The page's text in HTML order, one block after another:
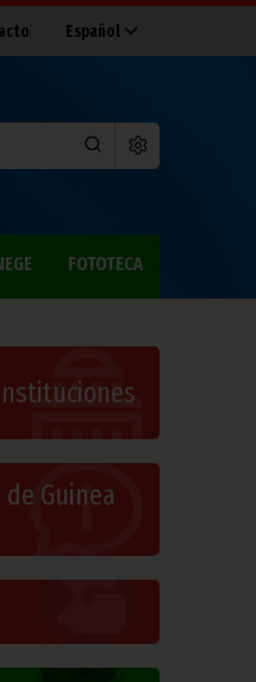
Español
FOTOTECA
Guinea